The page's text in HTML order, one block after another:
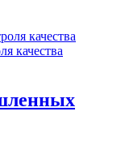
качества